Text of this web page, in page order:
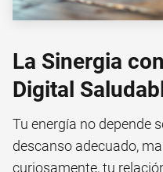
La Sinergia
Digital
Tu energía no depende
descanso adecuado,
curiosamente, tu